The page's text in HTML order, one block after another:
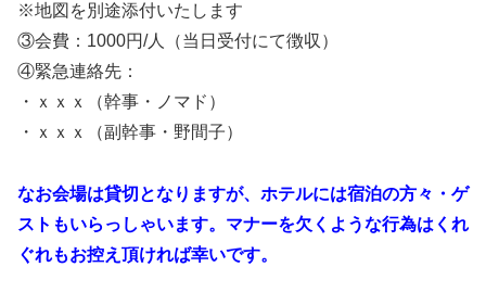
※地図を別途添付いたします
③会費：1000円/人（当日受付にて徴収）
④緊急連絡先：
・ｘｘｘ（幹事・ノマド）
・ｘｘｘ（副幹事・野間子）
なお会場は貸切となりますが、ホテルには宿泊の方々・ゲ
ストもいらっしゃいます。マナーを欠くような行為はくれ
ぐれもお控え頂ければ幸いです。